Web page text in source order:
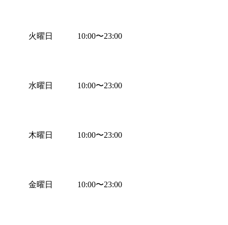
火曜日
水曜日
木曜日
金曜日
10:00〜23:00
10:00〜23:00
10:00〜23:00
10:00〜23:00